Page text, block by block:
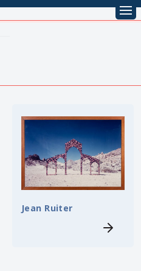
Jean Ruiter